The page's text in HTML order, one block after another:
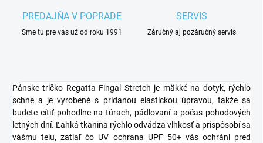
PREDAJŇA V POPRADE
Sme tu pre vás už od roku 1991
SERVIS
Záručný aj pozáručný servis
Pánske tričko Regatta Fingal Stretch je mäkké na dotyk, rýchlo
schne a je vyrobené s pridanou elastickou úpravou, takže sa
budete cítiť pohodlne na túrach, pádlovaní a počas pohodových
letných dní. Ľahká tkanina rýchlo odvádza vlhkosť a prispôsobí sa
vášmu telu, zatiaľ čo UV ochrana UPF 50+ vás ochráni pred